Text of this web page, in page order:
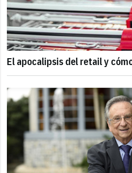
El apocalipsis del retail y